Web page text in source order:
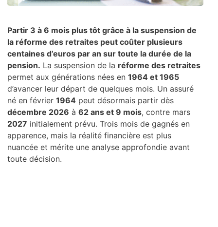
Partir 3 à 6 mois plus tôt grâce à la suspension de
la réforme des retraites peut coûter plusieurs
centaines d’euros par an sur toute la durée de la
pension. La suspension de la réforme des retraites
permet aux générations nées en 1964 et 1965
d’avancer leur départ de quelques mois. Un assuré
né en février 1964 peut désormais partir dès
décembre 2026 à 62 ans et 9 mois, contre mars
2027 initialement prévu. Trois mois de gagnés en
apparence, mais la réalité financière est plus
nuancée et mérite une analyse approfondie avant
toute décision.